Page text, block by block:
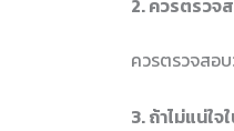
2. ควรตรวจ
ควรตรวจสอ
3. ถ้าไม่แน่ใ